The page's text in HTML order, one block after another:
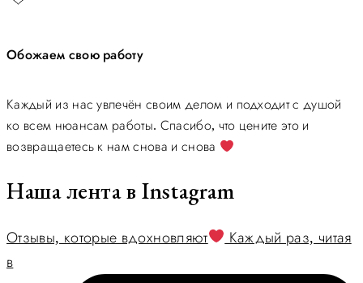
Обожаем свою работу
Каждый из нас увлечён своим делом и подходит с душой
ко всем нюансам работы. Спасибо, что цените это и
возвращаетесь к нам снова и снова
Наша лента в Instagram
Отзывы, которые вдохновляют
Каждый раз, читая
в